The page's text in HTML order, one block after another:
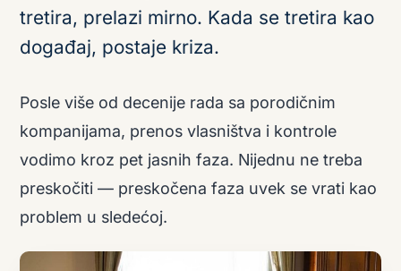
tretira, prelazi mirno. Kada se tretira kao
događaj, postaje kriza.
Posle više od decenije rada sa porodičnim
kompanijama, prenos vlasništva i kontrole
vodimo kroz pet jasnih faza. Nijednu ne treba
preskočiti — preskočena faza uvek se vrati kao
problem u sledećoj.